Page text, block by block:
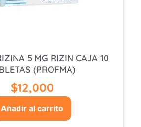
5 MG RIZIN CAJA 10
(PROFMA)
$12,000
Añadir al carrito